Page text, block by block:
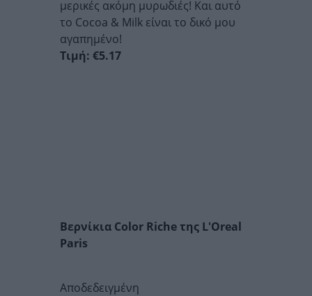
μερικές ακόμη μυρωδιές! Και αυτό
το Cocoa & Milk είναι το δικό μου
αγαπημένο!
Τιμή: €5.17
Βερνίκια Color Riche της L'Oreal
Paris
Αποδεδειγμένη